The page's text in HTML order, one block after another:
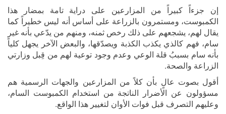
إن جزءاً كبيراً من المزارعين على دراية تامة بمضار هذا
الكمبوست، ومستمرون بالزراعة على أساس أنه ليس خطيراً كما
يقال لهم، يشجعهم على ذلك رخص ثمنه، ومنهم من يدّعي بأنه غير
سام، فهم كالذي يكذب الكذبة ويصدّقها، والبعض الآخر يجهل كلياً
بأنه سام بسببُ قلة الوعي وعدم وجود توعية لهم من قِبل وزارتي
الزراعة والصحة.
أقول بصوت عالٍ بأن كلاً من المزارعين والجهات الرسمية هم
مسؤولون عن الأضرار الناتجة من استخدام الكمبوست السام،
وعليهم التصرف قبل فوات الأوان لتغيير هذا الواقع.